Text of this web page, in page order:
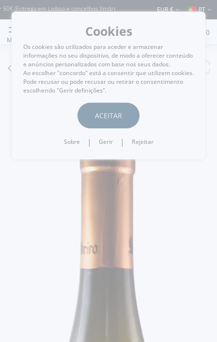
em Lisboa e concelhos limítrofes) ⚠️ Envios para Portugal e para o
EUR € PT
MENU
0
VOLTAR
Cookies
Os cookies são utilizados para aceder e armazenar
informações no seu dispositivo, de modo a oferecer conteúdo
e anúncios personalizados com base nos seus dados.
Ao escolher "concordo" está a consentir que utilizem cookies.
Pode recusar ou pode recusar ou retirar o consentimento
escolhendo "Gerir definições".
ACEITAR
Sobre | Gerir | Rejeitar